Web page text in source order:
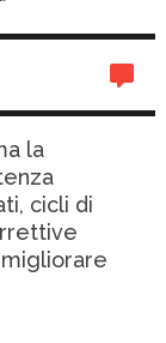
la
cicli di